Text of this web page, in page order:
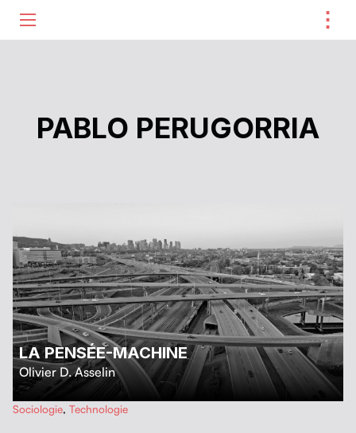
⋮
PABLO PERUGORRIA
LA PENSÉE-MACHINE
Olivier D. Asselin
…
Sociologie, Technologie